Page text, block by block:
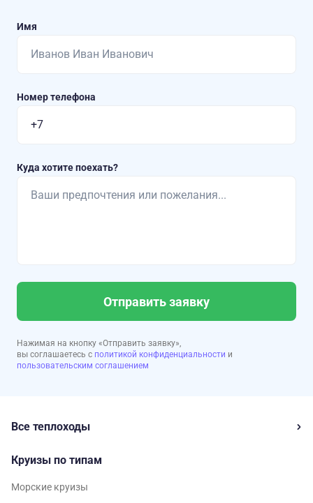
Имя
Номер телефона
Куда хотите поехать?
Отправить заявку
Нажимая на кнопку «Отправить заявку»,
вы соглашаетесь с политикой конфиденциальности и
пользовательским соглашением
Все теплоходы
Круизы по типам
Морские круизы